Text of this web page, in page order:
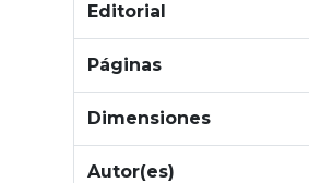
Editorial
Páginas
Dimensiones
Autor(es)